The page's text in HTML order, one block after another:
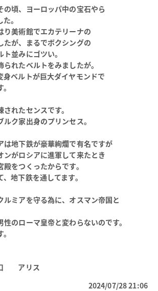
の頃、ヨーロッパ中の宝石やら
。
り美術館でエカテリーナの
たが、まるでボクシングの
並みにゴツい。
れたベルトをみましたが。
身ベルトが巨大ダイヤモンドで
れたセンスです。
ルク家出身のプリンセス。
は地下鉄が豪華絢爛で有名ですが
ンがロシアに進軍して来たとき
をつくったからです。
地下鉄を通してます。
ルミアを守る為に、オスマン帝国と
のローマ皇帝と変わらないのです。
口 アリス
2024/07/28 21:06